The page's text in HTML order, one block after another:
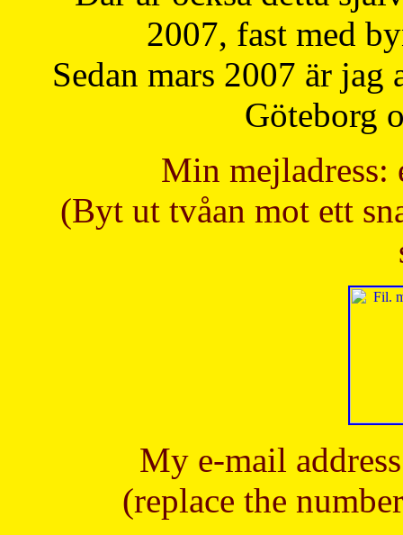
2007, fast med
Sedan mars 2007 är
Göteborg
Min mejladress:
(Byt ut tvåan mot ett
My e-mail
(replace the